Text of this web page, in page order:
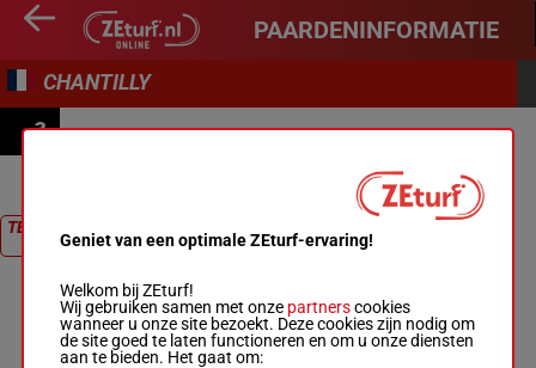
PAARDENINFORMATIE
CHANTILLY
3
TERUG NAAR
RACEGeniet van een optimale ZEturf-ervaring!
Welkom bij ZEturf!
Wij gebruiken samen met onze partnerscookies
wanneer u onze site bezoekt. Deze cookies zijn nodig om
de site goed te laten functioneren en om u onze diensten
aan te bieden. Het gaat om: